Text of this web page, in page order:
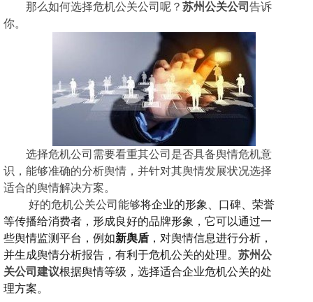
那么如何选择危机公关公司 呢？ 苏州公关公司 告诉
你。
选择危机公司需要看重其公司是否具备舆情危机意
识，能够准确的分析舆情，并针对其舆情发展状况选择
适合的舆情解决方案。
好的危机公关公司 能够将企业的形象、口碑、荣誉
等传播给消费者，形成良好的品牌形象， 它可以通过一
些舆情监测平台，例如新舆盾 ，对舆情信息进行分析，
并生成舆情分析报告，有利于危机公关的处理。 苏州公
关公司建议根据舆情等级，选择适合企业危机公关的处
理方案。